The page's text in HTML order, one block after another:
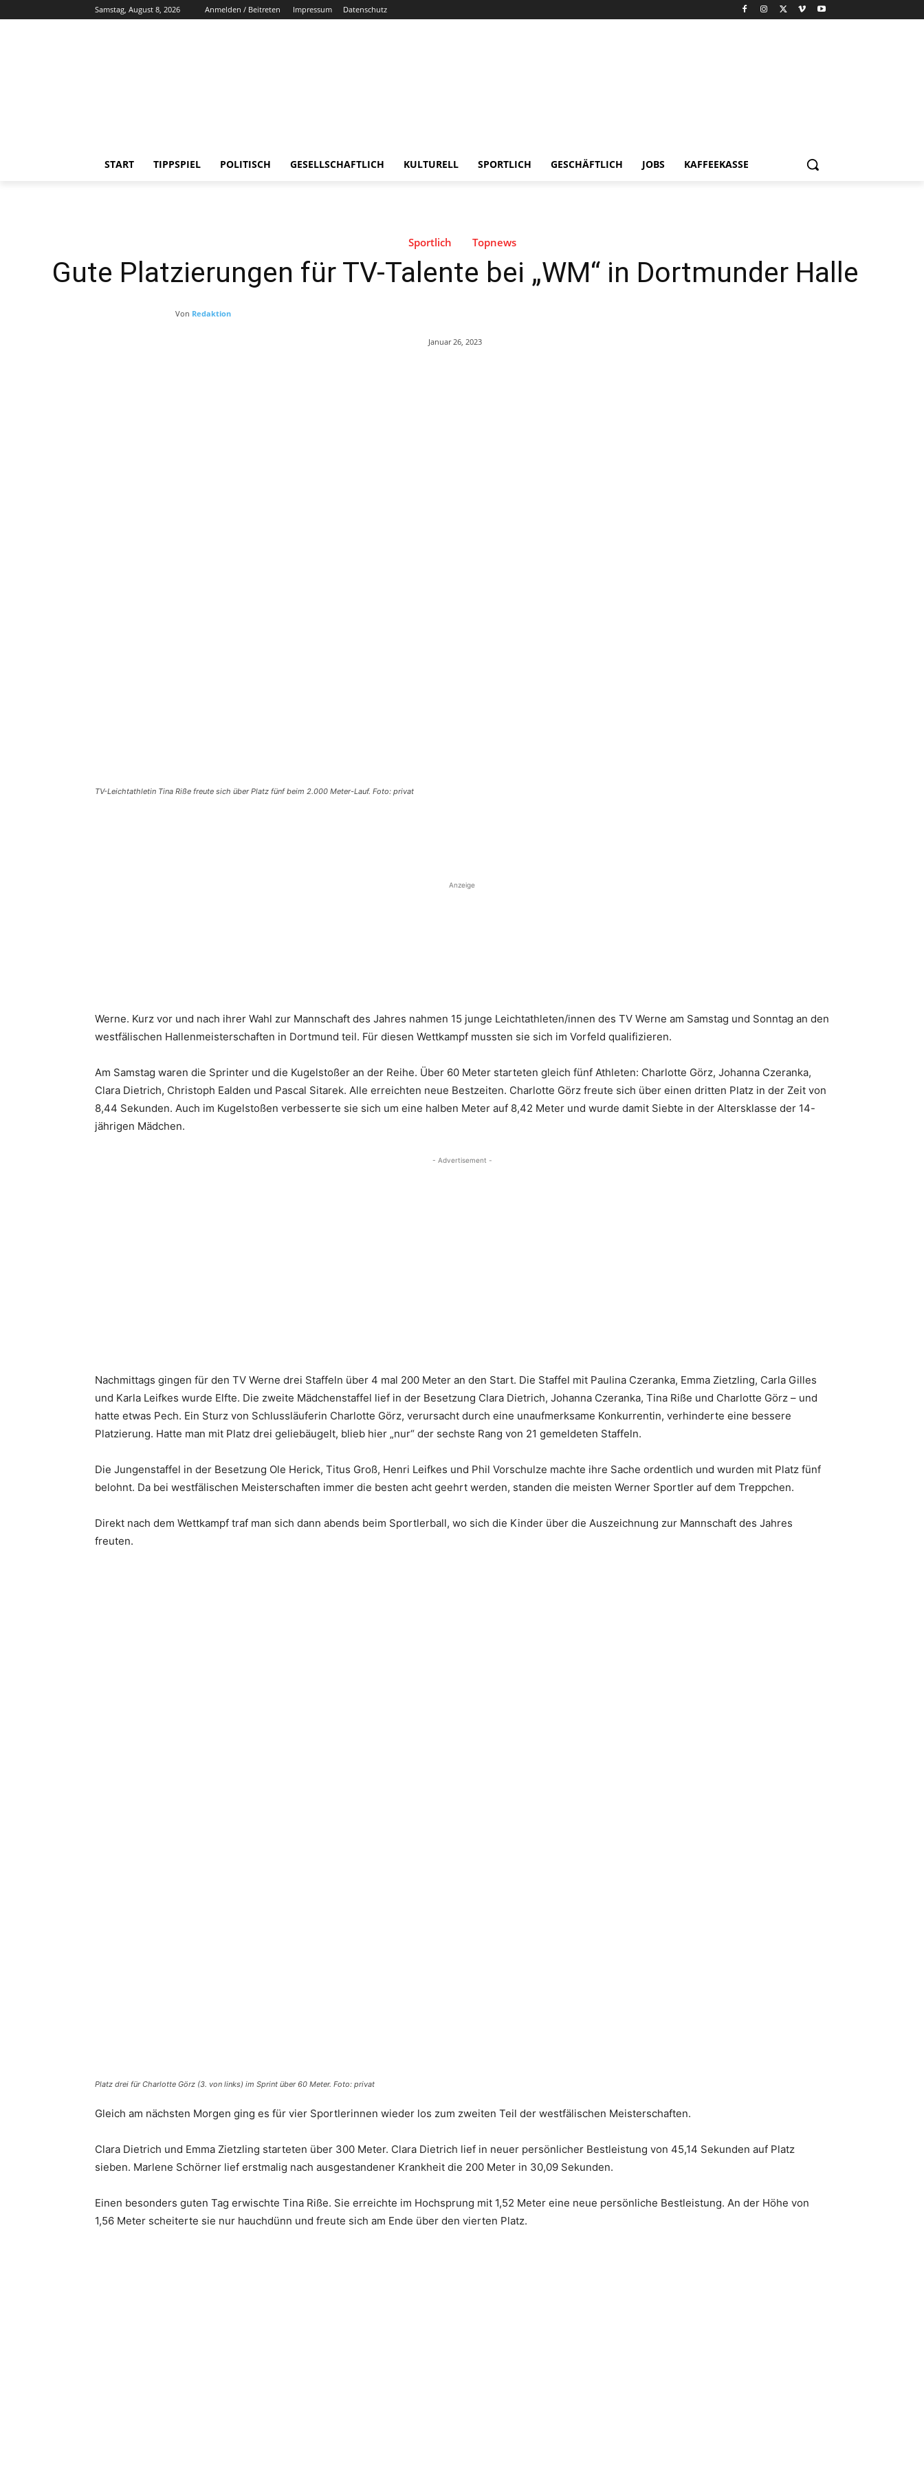
Samstag, August 8, 2026 Anmelden / Beitreten Impressum Datenschutz
START TIPPSPIEL POLITISCH GESELLSCHAFTLICH KULTURELL SPORTLICH GESCHÄFTLICH JOBS KAFFEEKASSE
Sportlich Topnews
Gute Platzierungen für TV-Talente bei „WM“ in Dortmunder Halle
Von Redaktion
Januar 26, 2023
TV-Leichtathletin Tina Riße freute sich über Platz fünf beim 2.000 Meter-Lauf. Foto: privat
Anzeige
Werne. Kurz vor und nach ihrer Wahl zur Mannschaft des Jahres nahmen 15 junge Leichtathleten/innen des TV Werne am Samstag und Sonntag an den
westfälischen Hallenmeisterschaften in Dortmund teil. Für diesen Wettkampf mussten sie sich im Vorfeld qualifizieren.
Am Samstag waren die Sprinter und die Kugelstoßer an der Reihe. Über 60 Meter starteten gleich fünf Athleten: Charlotte Görz, Johanna Czeranka,
Clara Dietrich, Christoph Ealden und Pascal Sitarek. Alle erreichten neue Bestzeiten. Charlotte Görz freute sich über einen dritten Platz in der Zeit von
8,44 Sekunden. Auch im Kugelstoßen verbesserte sie sich um eine halben Meter auf 8,42 Meter und wurde damit Siebte in der Altersklasse der 14-
jährigen Mädchen.
- Advertisement -
Nachmittags gingen für den TV Werne drei Staffeln über 4 mal 200 Meter an den Start. Die Staffel mit Paulina Czeranka, Emma Zietzling, Carla Gilles
und Karla Leifkes wurde Elfte. Die zweite Mädchenstaffel lief in der Besetzung Clara Dietrich, Johanna Czeranka, Tina Riße und Charlotte Görz – und
hatte etwas Pech. Ein Sturz von Schlussläuferin Charlotte Görz, verursacht durch eine unaufmerksame Konkurrentin, verhinderte eine bessere
Platzierung. Hatte man mit Platz drei geliebäugelt, blieb hier „nur“ der sechste Rang von 21 gemeldeten Staffeln.
Die Jungenstaffel in der Besetzung Ole Herick, Titus Groß, Henri Leifkes und Phil Vorschulze machte ihre Sache ordentlich und wurden mit Platz fünf
belohnt. Da bei westfälischen Meisterschaften immer die besten acht geehrt werden, standen die meisten Werner Sportler auf dem Treppchen.
Direkt nach dem Wettkampf traf man sich dann abends beim Sportlerball, wo sich die Kinder über die Auszeichnung zur Mannschaft des Jahres
freuten.
Platz drei für Charlotte Görz (3. von links) im Sprint über 60 Meter. Foto: privat
Gleich am nächsten Morgen ging es für vier Sportlerinnen wieder los zum zweiten Teil der westfälischen Meisterschaften.
Clara Dietrich und Emma Zietzling starteten über 300 Meter. Clara Dietrich lief in neuer persönlicher Bestleistung von 45,14 Sekunden auf Platz
sieben. Marlene Schörner lief erstmalig nach ausgestandener Krankheit die 200 Meter in 30,09 Sekunden.
Einen besonders guten Tag erwischte Tina Riße. Sie erreichte im Hochsprung mit 1,52 Meter eine neue persönliche Bestleistung. An der Höhe von
1,56 Meter scheiterte sie nur hauchdünn und freute sich am Ende über den vierten Platz.